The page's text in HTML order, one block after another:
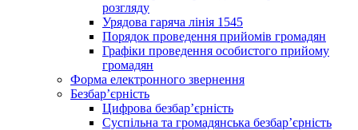
розгляду
Урядова гаряча лінія 1545
Порядок проведення прийомів громадян
Графіки проведення особистого прийому
громадян
Форма електронного звернення
Безбар’єрність
Цифрова безбар’єрність
Суспільна та громадянська безбар’єрність